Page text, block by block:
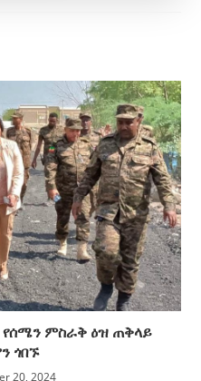
ምስራቅ ዕዝ ጠቅላይ
ጎበኙ
20, 2024